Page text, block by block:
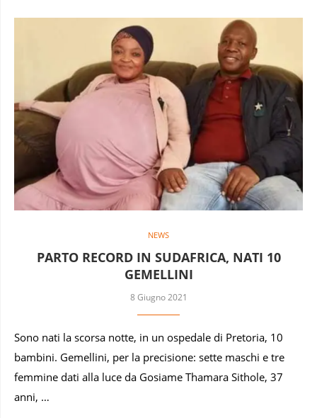
NEWS
PARTO RECORD IN SUDAFRICA, NATI 10
GEMELLINI
8 Giugno 2021
Sono nati la scorsa notte, in un ospedale di Pretoria, 10
bambini. Gemellini, per la precisione: sette maschi e tre
femmine dati alla luce da Gosiame Thamara Sithole, 37
anni, …